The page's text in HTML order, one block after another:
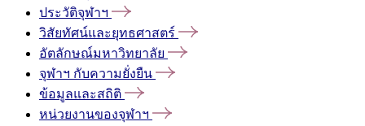
ประวัติจุฬาฯ
วิสัยทัศน์และยุทธศาสตร์
อัตลักษณ์มหาวิทยาลัย
จุฬาฯ กับความยั่งยืน
ข้อมูลและสถิติ
หน่วยงานของจุฬาฯ